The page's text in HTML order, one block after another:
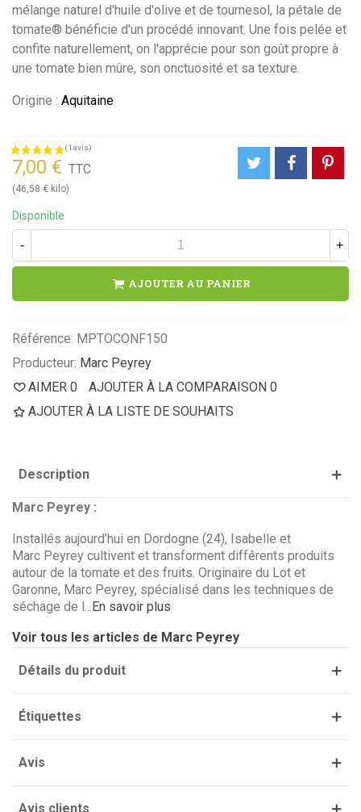
mélange naturel d'huile d'olive et de tournesol, la pétale de
tomate® bénéficie d'un procédé innovant. Une fois pelée et
confite naturellement, on l'apprécie pour son goût propre à
une tomate bien mûre, son onctuosité et sa texture.
Origine : Aquitaine
(1 avis)
7,00 € TTC
(46,58 € kilo)
Disponible
- +
AJOUTER AU PANIER
Référence: MPTOCONF150
Producteur: Marc Peyrey
AIMER 0 AJOUTER À LA COMPARAISON 0
AJOUTER À LA LISTE DE SOUHAITS
Description
Marc Peyrey :
Installés aujourd’hui en Dordogne (24), Isabelle et
Marc Peyrey cultivent et transforment différents produits
autour de la tomate et des fruits. Originaire du Lot et
Garonne, Marc Peyrey, spécialisé dans les techniques de
séchage de l... En savoir plus
Voir tous les articles de Marc Peyrey
Détails du produit
Étiquettes
Avis
Avis clients